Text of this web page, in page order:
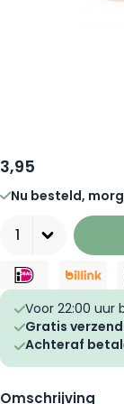
3,95
Nu besteld,
Voor 22:00 uur
Gratis
Achteraf
Omschrijving